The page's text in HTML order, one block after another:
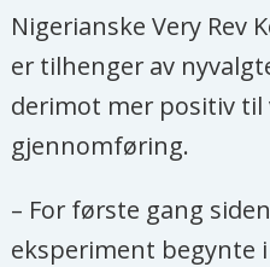
Nigerianske Very Rev
er tilhenger av
derimot mer positiv til
gjennomføring.
– For første gang
eksperiment begynte